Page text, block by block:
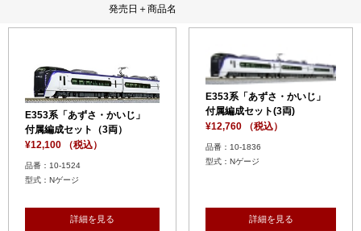
発売日＋商品名
E353系「あずさ・かいじ」
付属編成セット（3両）
¥12,100 （税込）
品番：10-1524
型式：Nゲージ
詳細を見る
E353系「あずさ・かいじ」
付属編成セット(3両)
¥12,760 （税込）
品番：10-1836
型式：Nゲージ
詳細を見る